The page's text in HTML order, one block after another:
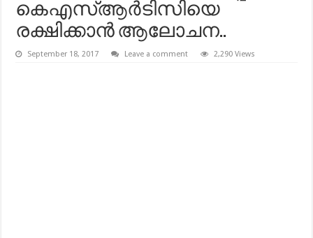
കെഎസ്ആർടിസിയെ
രക്ഷിക്കാൻ ആലോചന..
September 18, 2017 Leave a comment 2,290 Views